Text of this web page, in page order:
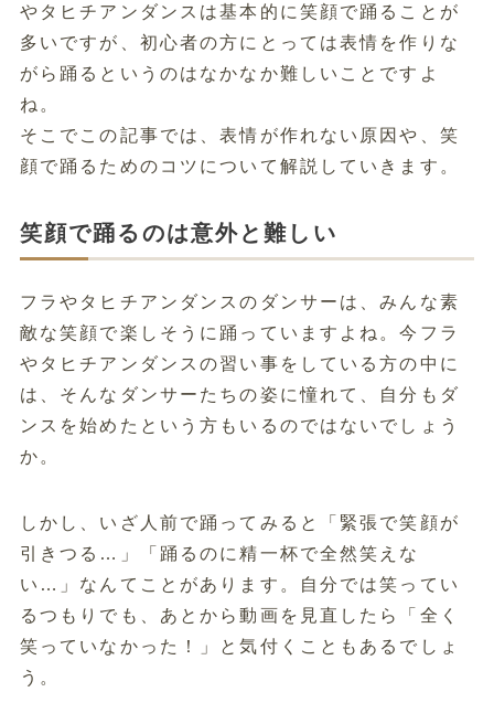
やタヒチアンダンスは基本的に笑顔で踊ることが
多いですが、初心者の方にとっては表情を作りな
がら踊るというのはなかなか難しいことですよ
ね。
そこでこの記事では、表情が作れない原因や、笑
顔で踊るためのコツについて解説していきます。
笑顔で踊るのは意外と難しい
フラやタヒチアンダンスのダンサーは、みんな素
敵な笑顔で楽しそうに踊っていますよね。今フラ
やタヒチアンダンスの習い事をしている方の中に
は、そんなダンサーたちの姿に憧れて、自分もダ
ンスを始めたという方もいるのではないでしょう
か。
しかし、いざ人前で踊ってみると「緊張で笑顔が
引きつる…」「踊るのに精一杯で全然笑えな
い…」なんてことがあります。自分では笑ってい
るつもりでも、あとから動画を見直したら「全く
笑っていなかった！」と気付くこともあるでしょ
う。